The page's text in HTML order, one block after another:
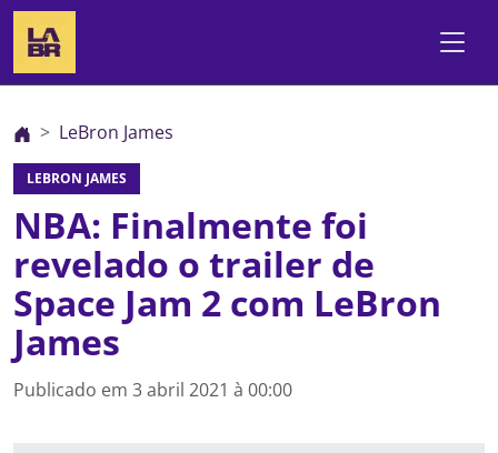
LeBron James
LEBRON JAMES
NBA: Finalmente foi
revelado o trailer de
Space Jam 2 com LeBron
James
Publicado em 3 abril 2021 à 00:00